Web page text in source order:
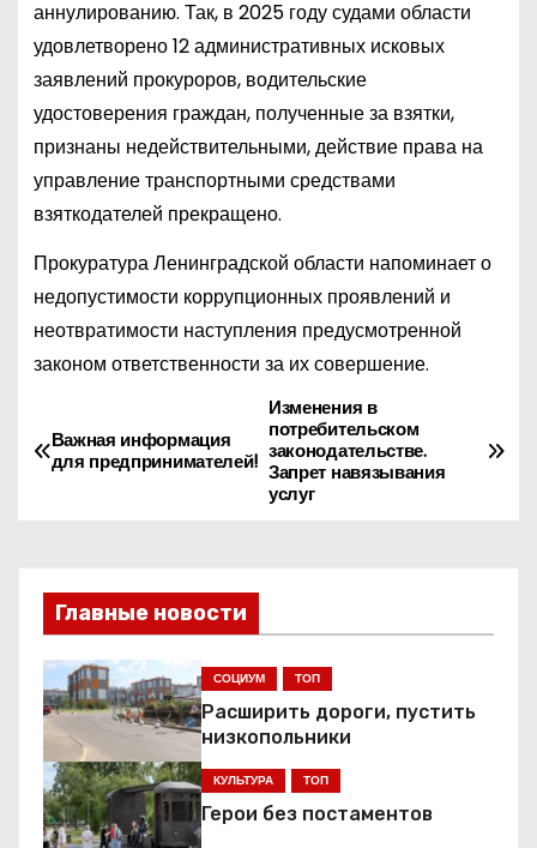
аннулированию. Так, в 2025 году судами области
удовлетворено 12 административных исковых
заявлений прокуроров, водительские
удостоверения граждан, полученные за взятки,
признаны недействительными, действие права на
управление транспортными средствами
взяткодателей прекращено.
Прокуратура Ленинградской области напоминает о
недопустимости коррупционных проявлений и
неотвратимости наступления предусмотренной
законом ответственности за их совершение.
Н
а
г
а
ц
и
я
Изменения в
потребительском
законодательстве.
Запрет навязывания
услуг
Важная информация
для предпринимателей!
Главные новости
СОЦИУМ ТОП
Расширить дороги, пустить
низкопольники
КУЛЬТУРА ТОП
Герои без постаментов